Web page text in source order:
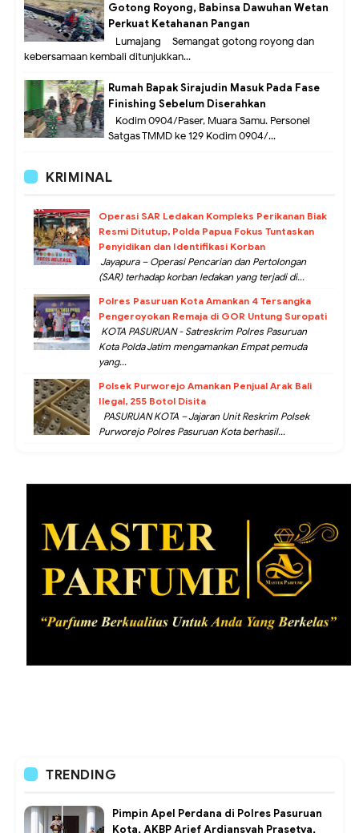
Gotong Royong, Babinsa Dawuhan Wetan
Perkuat Ketahanan Pangan
Lumajang – Semangat gotong royong dan
kebersamaan kembali ditunjukkan...
Rumah Bapak Sirajudin Masuk Pada Fase
Finishing Sebelum Diserahkan
Kodim 0904/Paser, Muara Samu. Personel
Satgas TMMD ke 129 Kodim 0904/...
KRIMINAL
Operasi SAR Ledakan Kompleks Perikanan Biak
Resmi Ditutup, Polda Papua Fokus Tuntaskan
Penyidikan dan Identifikasi Korban
Jayapura – Operasi Pencarian dan Pertolongan
(SAR) terhadap korban ledakan yang terjadi di...
Polres Pasuruan Kota Amankan 4 Tersangka
Pengeroyokan Remaja di GOR Untung Suropati
KOTA PASURUAN - Satreskrim Polres Pasuruan
Kota Polda Jatim mengamankan Empat pemuda
yang...
Polsek Purworejo Amankan Penjual Arak Bali
Ilegal, 255 Botol Disita
PASURUAN KOTA – Jajaran Unit Reskrim Polsek
Purworejo Polres Pasuruan Kota berhasil...
TRENDING
Pimpin Apel Perdana di Polres Pasuruan
Kota, AKBP Arief Ardiansyah Prasetya,